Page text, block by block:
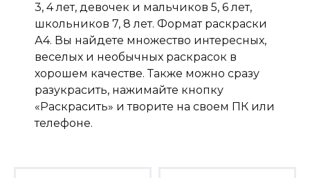
3, 4 лет, девочек и мальчиков 5, 6 лет,
школьников 7, 8 лет. Формат раскраски
А4. Вы найдете множество интересных,
веселых и необычных раскрасок в
хорошем качестве. Также можно сразу
разукрасить, нажимайте кнопку
«Раскрасить» и творите на своем ПК или
телефоне.